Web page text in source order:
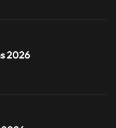
2026